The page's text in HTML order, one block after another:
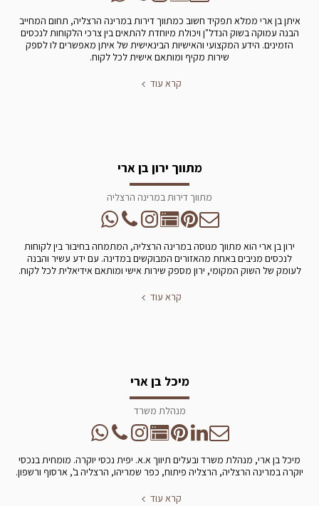
איתן בן ארי ממלא תפקיד חשוב כמתווך דירות במרינה הרצליה, תחום המחייב
הבנה עמוקה בשוק הנדל"ן ויכולת מיוחדת להתאים בין צרכי הלקוחות לנכסים
הזמינים. הידע המקצועי והאישיות הבינאישית של איתן מאפשרים לו לספק
שירות מקיף ומותאם אישית לכל לקוח.
קרא עוד
מתווך ירון בן ארי
מתווך דירות במרינה הרצליה
ירון בן ארי הוא מתווך מנוסה במרינה הרצליה, המתמחה בחיבור בין לקוחות
לנכסים מניבים באחת מהאזורים המבוקשים במדינה. עם ידע עשיר והבנה
לעומק של השוק המקומי, ירון מספק שירות אישי ומותאם אידיאלית לכל לקוח.
קרא עוד
מיכל בן ארי
מנהלת משרד
מיכל בן ארי, מנהלת משרד ובעלים תיווך א.א. יפית נכסי יוקרה. מומחית בנכסי
יוקרה במרינה הרצליה, הרצליה פיתוח, כפר שמריהו, הרצליה ב', ארסוף ורשפון.
קרא עוד